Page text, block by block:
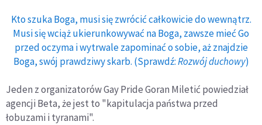
Kto szuka Boga, musi się zwrócić całkowicie do wewnątrz.
Musi się wciąż ukierunkowywać na Boga, zawsze mieć Go
przed oczyma i wytrwale zapominać o sobie, aż znajdzie
Boga, swój prawdziwy skarb. (Sprawdź:Rozwój duchowy)
Jeden z organizatorów Gay Pride Goran Miletić powiedział
agencji Beta, że jest to "kapitulacja państwa przed
łobuzami i tyranami".